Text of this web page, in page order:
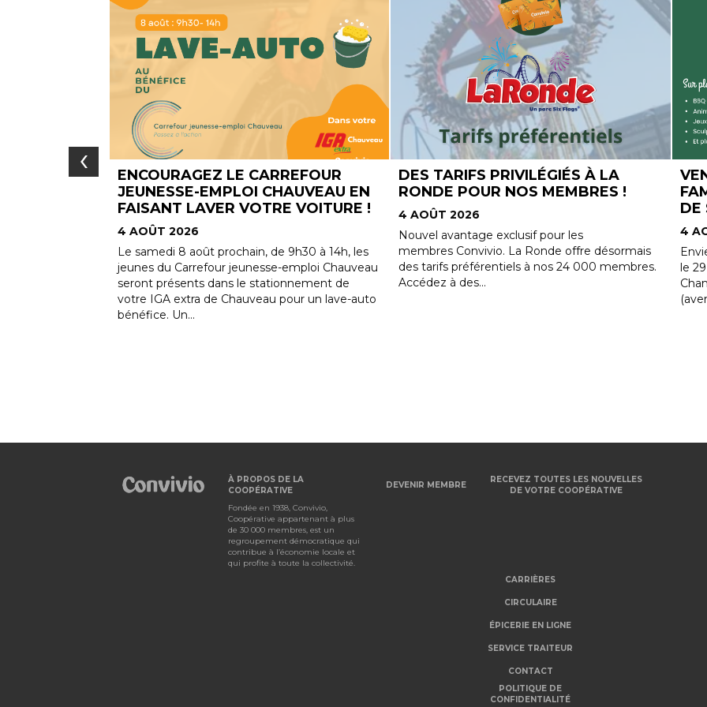
DES TARIFS PRIVILÉGIÉS À LA
RONDE POUR NOS MEMBRES !
4 AOÛT 2026
Nouvel avantage exclusif pour les
membres Convivio. La Ronde offre désormais
des tarifs préférentiels à nos 24 000 membres.
Accédez à des...
VENEZ NOMBREUX À LA FÊTE
FAMILIALE DU PARC CHAMPIGNY
DE ST-JEAN-CHRYSOSTOME !
4 AOÛT 2026
Envie de profiter de l'été en famille ? Samedi,
le 29 août, de 11h à 15h, rendez-vous au Parc
Champigny de Saint-Jean-Chrysostome
31
Le
vos
‹
À PROPOS DE LA
COOPÉRATIVE
Fondée en 1938, Convivio,
Coopérative appartenant à plus
de 30 000 membres, est un
regroupement démocratique qui
contribue à l’économie locale et
qui profite à toute la collectivité.
DEVENIR MEMBRE
RECEVEZ TOUTES LES NOUVELLES
DE VOTRE COOPÉRATIVE
CARRIÈRES
CIRCULAIRE
ÉPICERIE EN LIGNE
SERVICE TRAITEUR
CONTACT
POLITIQUE DE
CONFIDENTIALITÉ